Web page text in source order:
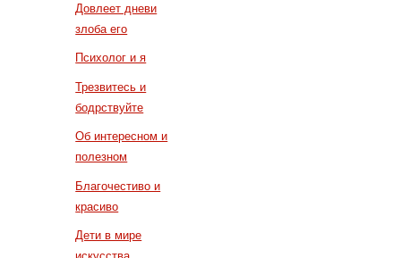
Довлеет дневи
злоба его
Психолог и я
Трезвитесь и
бодрствуйте
Об интересном и
полезном
Благочестиво и
красиво
Дети в мире